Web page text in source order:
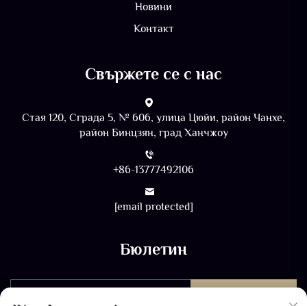
Новини
Контакт
Свържете се с нас
Стая 120, Сграда 5, № 606, улица Цюйи, район Чанхе,
район Бинцзян, град Ханчжоу
+86-13777492106
[email protected]
Бюлетин